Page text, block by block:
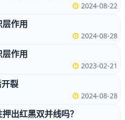
2024-08-22
作用
2024-08-28
作用
2023-02-21
裂
2024-08-28
出红黑双并线吗？